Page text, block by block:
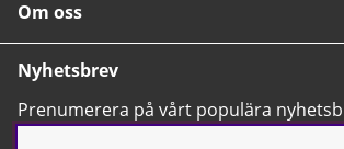
Om oss
Nyhetsbrev
Prenumerera på vårt populära
tips, nyheter och våra allra bästa